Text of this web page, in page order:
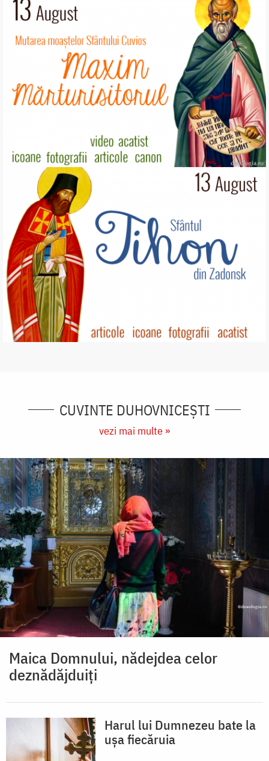
CUVINTE DUHOVNICEȘTI
vezi mai multe »
Maica Domnului, nădejdea celor
deznădăjduiți
Harul lui Dumnezeu bate la
ușa fiecăruia